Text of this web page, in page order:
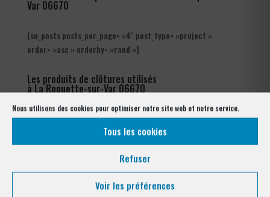
Nous utilisons des cookies pour optimiser notre site web et notre service.
Tous les cookies
Refuser
Voir les préférences
Var 06670
[su_posts posts_per_page= »4″ post_type= »project »
order= »asc » orderby= »rand »]
Les produits de clôtures utilisés
à La Roquette-sur-Var 06670